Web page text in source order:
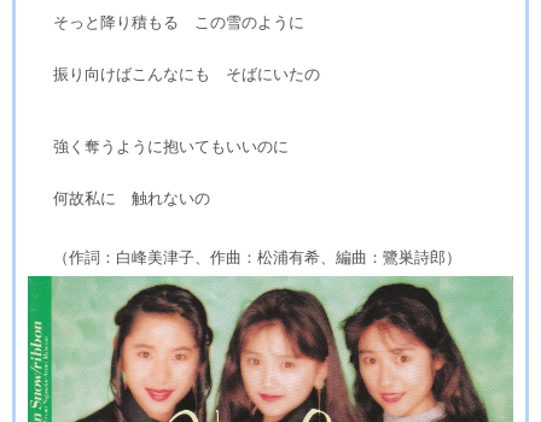
そっと降り積もる この雪のように
振り向けばこんなにも そばにいたの
強く奪うように抱いてもいいのに
何故私に 触れないの
（作詞：白峰美津子、作曲：松浦有希、編曲：鷺巣詩郎）